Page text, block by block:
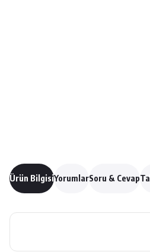
Ürün BilgisiYorumlarSoru & Cevap